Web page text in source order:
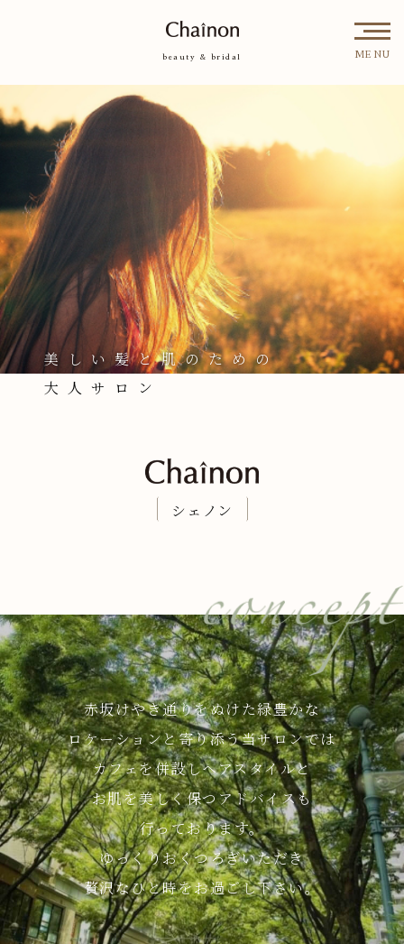
シ
ェ
ノ
ン
beauty & bridal MENU
美しい髪と肌のための
大人サロン
シェノン
赤坂けやき通りをぬけた緑豊かな
ロケーションと寄り添う当サロンでは
カフェを併設しヘアスタイルと
お肌を美しく保つアドバイスも
行っております。
ゆっくりおくつろぎいただき
贅沢なひと時をお過ごし下さい。